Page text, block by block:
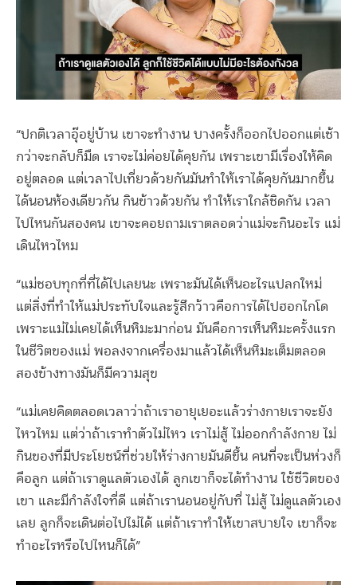
“ปกติเวลาอุ๊อยู่บ้าน เขาจะทำงาน บางครั้งก็ออกไปออกแต่เช้า
กว่าจะกลับก็มืด เราจะไม่ค่อยได้คุยกัน เพราะเขามีเรื่องให้คิด
อยู่ตลอด แต่เวลาไปเที่ยวด้วยกันมันทำให้เราได้คุยกันมากขึ้น
ได้นอนห้องเดียวกัน กินข้าวด้วยกัน ทำให้เราใกล้ชิดกัน เวลา
ไปไหนกันสองคน เขาจะคอยถามเราตลอดว่าแม่จะกินอะไร แม่
เดินไหวไหม
“แม่ชอบทุกที่ที่ได้ไปเลยนะ เพราะมันได้เห็นอะไรแปลกใหม่
แต่สิ่งที่ทำให้แม่ประทับใจและรู้สึกว้าวคือการได้ไปฮอกไกโด
เพราะแม่ไม่เคยได้เห็นหิมะมาก่อน มันคือการเห็นหิมะครั้งแรก
ในชีวิตของแม่ พอลงจากเครื่องมาแล้วได้เห็นหิมะเต็มตลอด
สองข้างทางมันก็มีความสุข
“แม่เคยคิดตลอดเวลาว่าถ้าเราอายุเยอะแล้วร่างกายเราจะยัง
ไหวไหม แต่ว่าถ้าเราทำตัวไม่ไหว เราไม่สู้ ไม่ออกกำลังกาย ไม่
กินของที่มีประโยชน์ที่ช่วยให้ร่างกายมันดีขึ้น คนที่จะเป็นห่วงก็
คือลูก แต่ถ้าเราดูแลตัวเองได้ ลูกเขาก็จะได้ทำงาน ใช้ชีวิตของ
เขา และมีกำลังใจที่ดี แต่ถ้าเรานอนอยู่กับที่ ไม่สู้ ไม่ดูแลตัวเอง
เลย ลูกก็จะเดินต่อไปไม่ได้ แต่ถ้าเราทำให้เขาสบายใจ เขาก็จะ
ทำอะไรหรือไปไหนก็ได้”